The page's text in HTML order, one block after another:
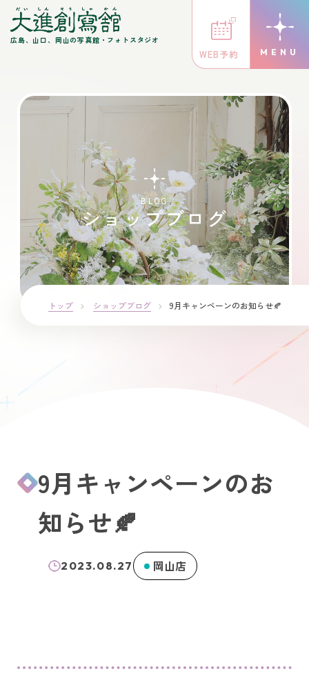
広島、山口、岡山の写真館・フォトスタジオ
WEB予約
BLOG
ショップブログ
トップ ショップブログ 9月キャンペーンのお知らせ🍂
9月キャンペーンのお
知らせ🍂
2023.08.27 岡山店